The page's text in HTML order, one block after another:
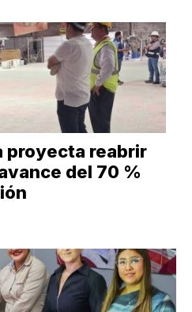
proyecta reabrir
del 70 %